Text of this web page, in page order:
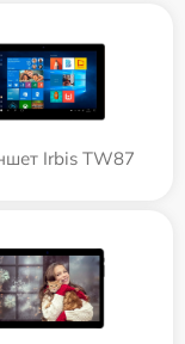
Irbis TW87